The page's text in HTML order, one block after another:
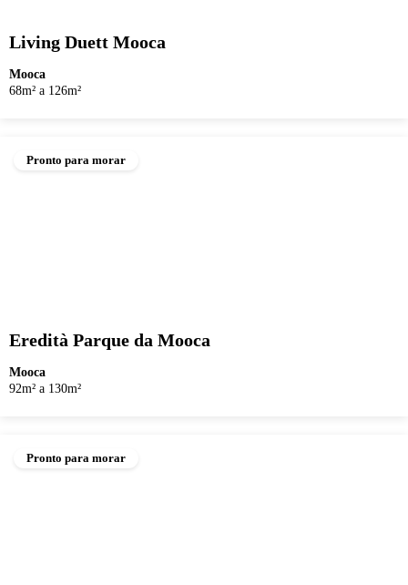
Living Duett Mooca
Mooca
68m² a 126m²
Pronto para morar
Eredità Parque da Mooca
Mooca
92m² a 130m²
Pronto para morar